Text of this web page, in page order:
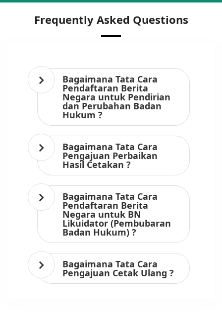
Frequently Asked Questions
Bagaimana Tata Cara
Pendaftaran Berita
Negara untuk Pendirian
dan Perubahan Badan
Hukum ?
Bagaimana Tata Cara
Pengajuan Perbaikan
Hasil Cetakan ?
Bagaimana Tata Cara
Pendaftaran Berita
Negara untuk BN
Likuidator (Pembubaran
Badan Hukum) ?
Bagaimana Tata Cara
Pengajuan Cetak Ulang ?